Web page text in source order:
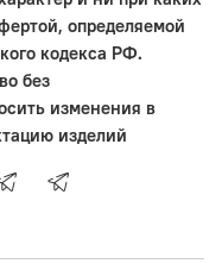
определяемой
кодекса РФ.
без
изменения в
изделий